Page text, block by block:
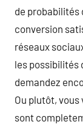
de probabilités
conversion
réseaux
les possibilités
demandez
Ou plutôt,
sont